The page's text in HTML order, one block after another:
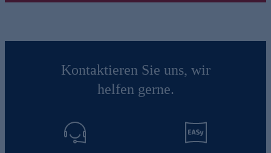
Kontaktieren Sie uns, wir
helfen gerne.